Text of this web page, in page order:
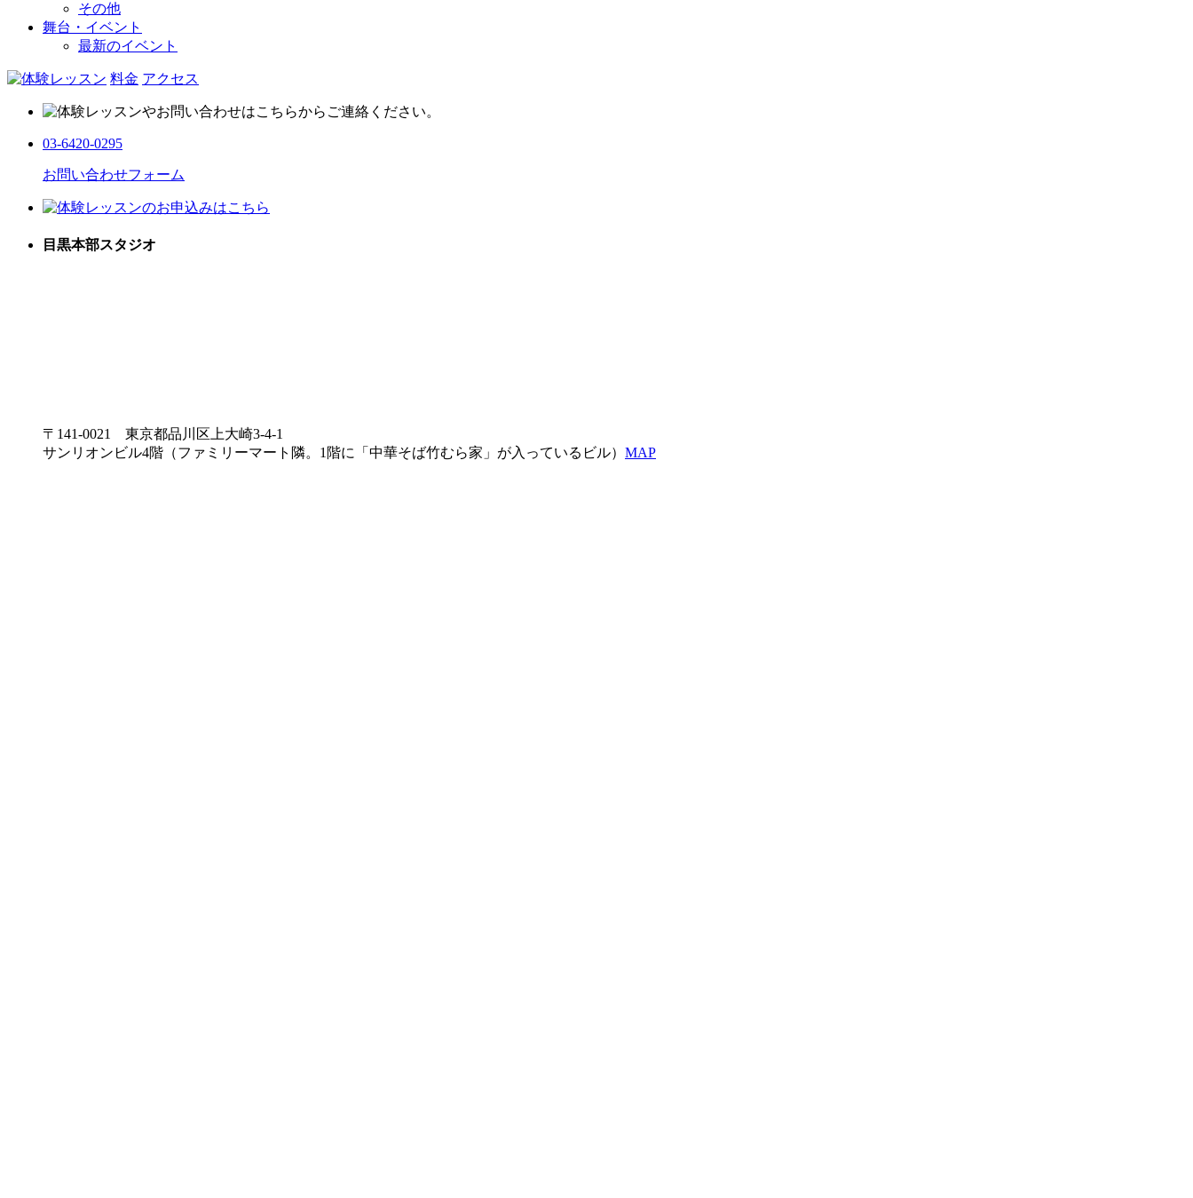
その他
舞台・イベント
最新のイベント
料金 アクセス
03-6420-0295
お問い合わせフォーム
目黒本部スタジオ
〒141-0021 東京都品川区上大崎3-4-1
サンリオンビル4階（ファミリーマート隣。1階に「中華そば竹むら家」が入っているビル） MAP